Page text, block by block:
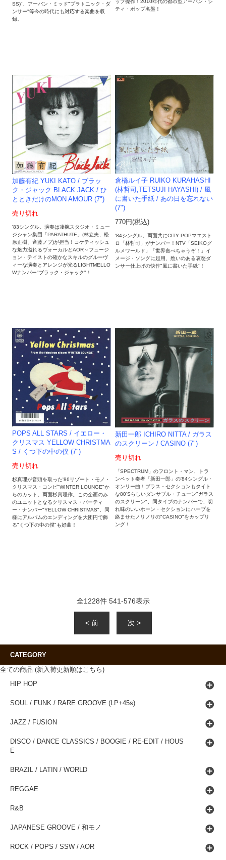
SS)"、アーバン・ミッド"プラトニック・ダ
ンサー"等今の時代にも対応する楽曲を収
録。
ティ・ポップ名盤！
加藤有紀 YUKI KATO / ブラッ
ク・ジャック BLACK JACK / ひ
とときだけのMON AMOUR (7")
売り切れ
'83シングル。演奏は凄腕スタジオ・ミュー
ジシャン集団「PARATHUTE」(林立夫、松
原正樹、斉藤ノブ)が担当！コケティッシュ
な魅力溢れるヴォーカルとAOR～フュージ
ョン・テイストの確かなスキルのグルーヴ
ィーな演奏とアレンジが光るLIGHTMELLO
Wナンバー"ブラック・ジャック"！
倉橋ルイ子 RUIKO KURAHASHI
(林哲司,TETSUJI HAYASHI) / 風
に書いた手紙 / あの日を忘れない
(7")
770円(税込)
'84シングル。両面共にCITY POPマエスト
ロ「林哲司」がナンバー！NTV「SEIKOグ
ルメワールド」「世界食べちゃうぞ！」イ
メージ・ソングに起用、愁いのある哀愁ダ
ンサー仕上げの快作"風に書いた手紙"！
POPS ALL STARS / イエロー・
クリスマス YELLOW CHRISTMA
S / くつ下の中の僕 (7")
売り切れ
杉真理が音頭を取った'86リゾート・モノ・
クリスマス・コンピ"WINTER LOUNGE"か
らのカット。両面杉真理作。この企画のみ
のユニットとなるクリスマス・パーティ
ー・ナンバー"YELLOW CHRISTMAS"、同
様にアルバムのエンディングを大団円で飾
る"くつ下の中の僕"も好曲！
新田一郎 ICHIRO NITTA / ガラス
のスクリーン / CASINO (7")
売り切れ
「SPECTRUM」のフロント・マン、トラ
ンペット奏者「新田一郎」の'84シングル・
オンリー曲！ブラス・セクションもタイト
な80'Sらしいダンサブル・チューン"ガラス
のスクリーン"、同タイプのナンバーで、切
れ味のいいホーン・セクションにハープを
絡ませたノリノリの"CASINO"をカップリ
ング！
全1228件 541-576表示
< 前 次 >
CATEGORY
全ての商品 (新入荷更新順はこちら)
HIP HOP
SOUL / FUNK / RARE GROOVE (LP+45s)
JAZZ / FUSION
DISCO / DANCE CLASSICS / BOOGIE / RE-EDIT / HOUS
E
BRAZIL / LATIN / WORLD
REGGAE
R&B
JAPANESE GROOVE / 和モノ
ROCK / POPS / SSW / AOR